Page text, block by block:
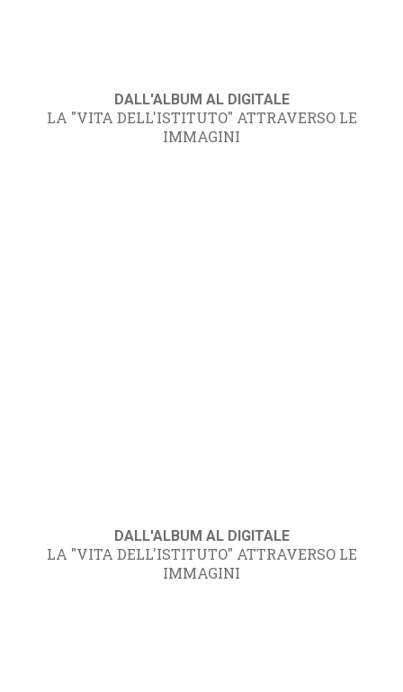
DALL'ALBUM AL DIGITALE
LA "VITA DELL'ISTITUTO" ATTRAVERSO LE
IMMAGINI
DALL'ALBUM AL DIGITALE
LA "VITA DELL'ISTITUTO" ATTRAVERSO LE
IMMAGINI